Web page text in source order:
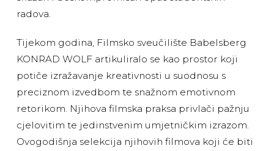
radova.
Tijekom godina, Filmsko sveučilište Babelsberg
KONRAD WOLF artikuliralo se kao prostor koji
potiče izražavanje kreativnosti u suodnosu s
preciznom izvedbom te snažnom emotivnom
retorikom. Njihova filmska praksa privlači pažnju
cjelovitim te jedinstvenim umjetničkim izrazom.
Ovogodišnja selekcija njihovih filmova koji će biti